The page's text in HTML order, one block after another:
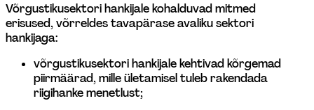
Võrgustikusektori hankijale kohalduvad mitmed
erisused, võrreldes tavapärase avaliku sektori
hankijaga:
võrgustikusektori hankijale kehtivad kõrgemad
piirmäärad, mille ületamisel tuleb rakendada
riigihanke menetlust;